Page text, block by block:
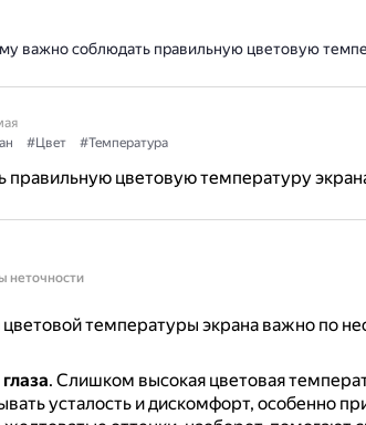
важно соблюдать правильную цветовую
#Цвет #Температура
цветовую температуру
неточности
температуры экрана важно по
. Слишком высокая цветовая
усталость и дискомфорт, особенно